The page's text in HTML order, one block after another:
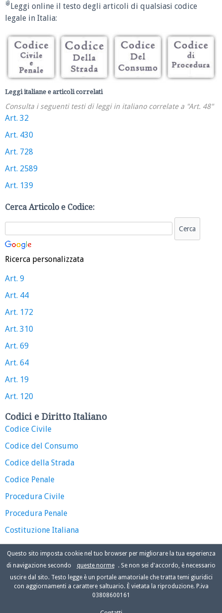
Leggi online il testo degli articoli di qualsiasi codice
legale in Italia:
Leggi italiane e articoli correlati
Consulta i seguenti testi di leggi in italiano correlate a "Art. 48"
Art. 32
Art. 430
Art. 728
Art. 2589
Art. 139
Cerca Articolo e Codice:
Ricerca personalizzata
Art. 9
Art. 44
Art. 172
Art. 310
Art. 69
Art. 64
Art. 19
Art. 120
Codici e Diritto Italiano
Codice Civile
Codice del Consumo
Codice della Strada
Codice Penale
Procedura Civile
Procedura Penale
Costituzione Italiana
Questo sito imposta cookie nel tuo browser per migliorare la tua esperienza
di navigazione secondo
queste norme
. Se non sei d'accordo, è necessario
uscire dal sito. Testo legge è un portale amatoriale che tratta temi giuridici
con aggiornamenti a carattere saltuario. È vietata la riproduzione. P.iva
03808600161